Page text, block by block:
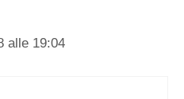
alle 19:04